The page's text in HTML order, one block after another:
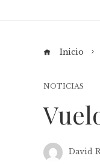
Inicio
NOTICIAS
David